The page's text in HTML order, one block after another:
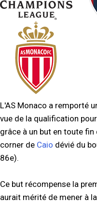
L'AS Monaco a remporté
vue de la qualification
grâce à un but en toute
corner de Caio dévié du
86e).
Ce but récompense la
aurait mérité de mener à